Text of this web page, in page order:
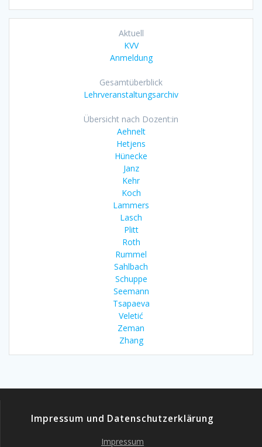
Aktuell
KVV
Anmeldung
Gesamtüberblick
Lehrveranstaltungsarchiv
Übersicht nach Dozent:in
Aehnelt
Hetjens
Hünecke
Janz
Kehr
Koch
Lammers
Lasch
Plitt
Roth
Rummel
Sahlbach
Schuppe
Seemann
Tsapaeva
Veletić
Zeman
Zhang
Impressum und Datenschutzerklärung
Impressum